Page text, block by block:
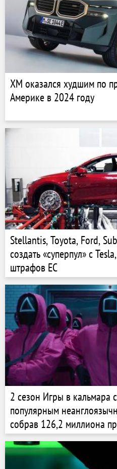
XM оказался худшим по
Америке в 2024 году
Stellantis, Toyota, Ford,
создать «суперпул» с
штрафов ЕС
2 сезон Игры в кальмара
популярным
собрав 126,2 миллиона